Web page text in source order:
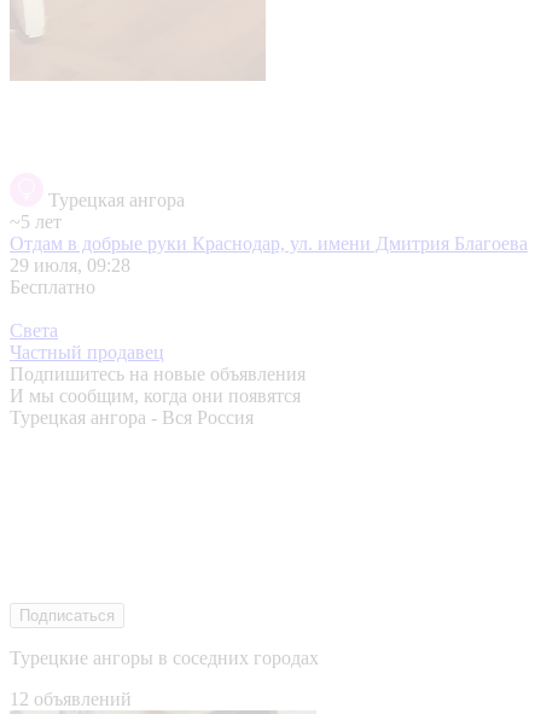
Турецкая ангора
~5 лет
Отдам в добрые руки Краснодар, ул. имени Дмитрия Благоева
29 июля, 09:28
Бесплатно
Света
Частный продавец
Подпишитесь на новые объявления
И мы сообщим, когда они появятся
Турецкая ангора - Вся Россия
Подписаться
Турецкие ангоры в соседних городах
12 объявлений